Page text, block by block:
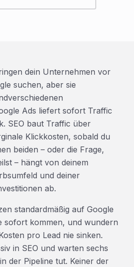
dein Unternehmen vor
suchen, aber sie
Ads liefert sofort Traffic
SEO baut Traffic über
Klickkosten, sobald du
beiden – oder die Frage,
– hängt von deinem
und deiner
ab.
standardmäßig auf Google
sofort kommen, und wundern
pro Lead nie sinken.
in SEO und warten sechs
der Pipeline tut. Keiner der